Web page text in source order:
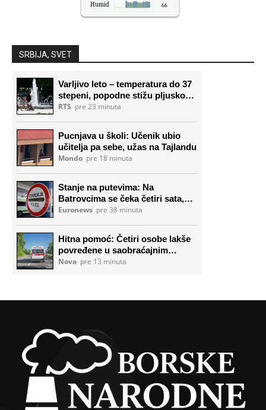
Humidity 66
SRBIJA, SVET